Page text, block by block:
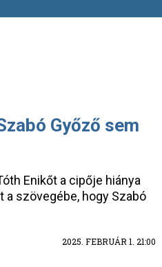
Győző sem
Enikőt a cipője hiánya
a szövegébe, hogy Szabó
2025. FEBRUÁR 1. 21:00